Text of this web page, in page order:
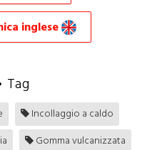
inglese
Tag
Incollaggio a caldo
Gomma vulcanizzata